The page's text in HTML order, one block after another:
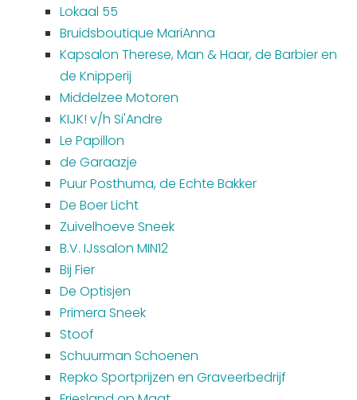
Lokaal 55
Bruidsboutique MariAnna
Kapsalon Therese, Man & Haar, de Barbier en
de Knipperij
Middelzee Motoren
KIJK! v/h Si'Andre
Le Papillon
de Garaazje
Puur Posthuma, de Echte Bakker
De Boer Licht
Zuivelhoeve Sneek
B.V. IJssalon MIN12
Bij Fier
De Optisjen
Primera Sneek
Stoof
Schuurman Schoenen
Repko Sportprijzen en Graveerbedrijf